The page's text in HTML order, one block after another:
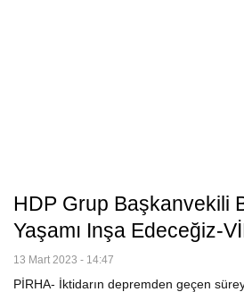
HDP Grup Başkanvekili
Yaşamı Inşa Edeceğiz-
13 Mart 2023 - 14:47
PİRHA- İktidarın depremden geçen